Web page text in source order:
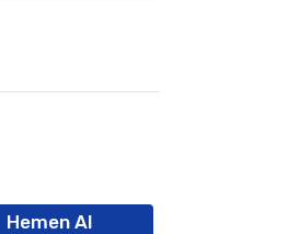
Hemen Al